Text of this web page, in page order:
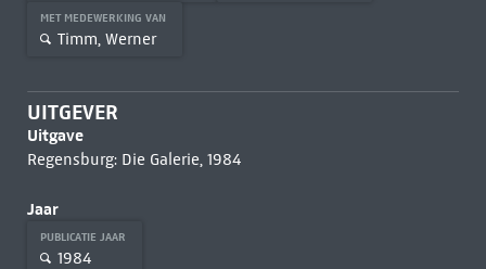
MET MEDEWERKING VAN
Timm, Werner
UITGEVER
Uitgave
Regensburg: Die Galerie, 1984
Jaar
PUBLICATIE JAAR
1984